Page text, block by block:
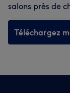
salons près de
Téléchargez